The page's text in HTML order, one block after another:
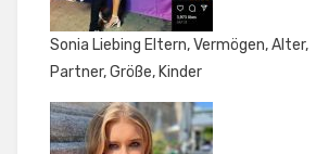
Sonia Liebing Eltern, Vermögen, Alter,
Partner, Größe, Kinder